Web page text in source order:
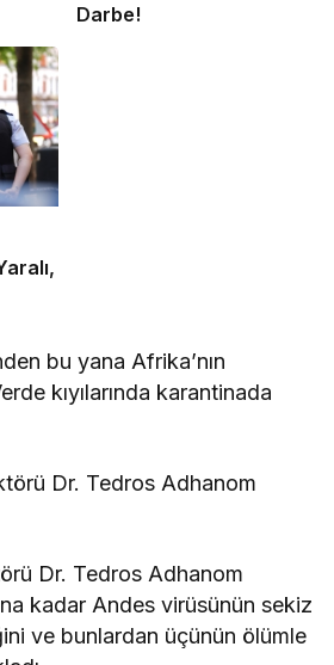
Darbe!
bu yana Afrika’nın
kıyılarında karantinada
Dr. Tedros Adhanom
kadar Andes virüsünün sekiz
ve bunlardan üçünün ölümle